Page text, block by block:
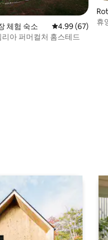
체험 숙소 평점 4.99점(5점
4.99 (67)
아 퍼머컬처 홈스테드
휴